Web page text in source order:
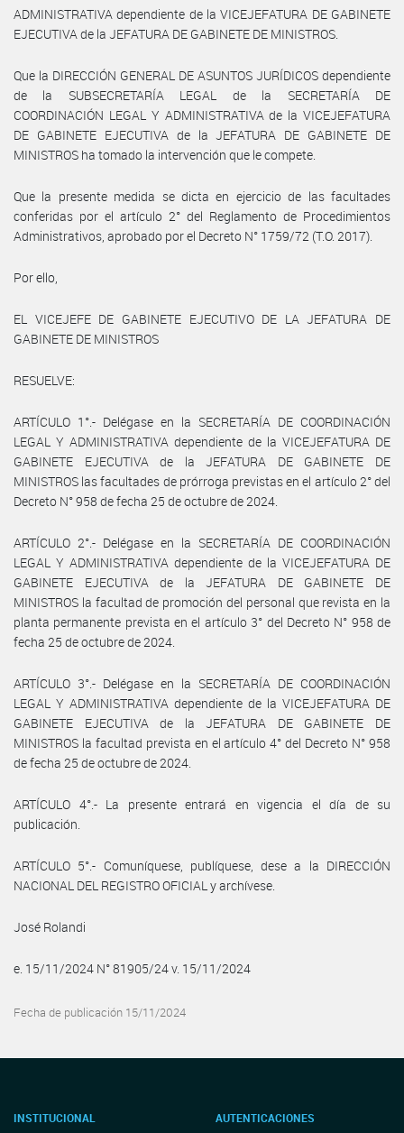
ADMINISTRATIVA dependiente de la VICEJEFATURA DE GABINETE
EJECUTIVA de la JEFATURA DE GABINETE DE MINISTROS.
Que la DIRECCIÓN GENERAL DE ASUNTOS JURÍDICOS dependiente
de la SUBSECRETARÍA LEGAL de la SECRETARÍA DE
COORDINACIÓN LEGAL Y ADMINISTRATIVA de la VICEJEFATURA
DE GABINETE EJECUTIVA de la JEFATURA DE GABINETE DE
MINISTROS ha tomado la intervención que le compete.
Que la presente medida se dicta en ejercicio de las facultades
conferidas por el artículo 2° del Reglamento de Procedimientos
Administrativos, aprobado por el Decreto N° 1759/72 (T.O. 2017).
Por ello,
EL VICEJEFE DE GABINETE EJECUTIVO DE LA JEFATURA DE
GABINETE DE MINISTROS
RESUELVE:
ARTÍCULO 1°.- Delégase en la SECRETARÍA DE COORDINACIÓN
LEGAL Y ADMINISTRATIVA dependiente de la VICEJEFATURA DE
GABINETE EJECUTIVA de la JEFATURA DE GABINETE DE
MINISTROS las facultades de prórroga previstas en el artículo 2° del
Decreto N° 958 de fecha 25 de octubre de 2024.
ARTÍCULO 2°.- Delégase en la SECRETARÍA DE COORDINACIÓN
LEGAL Y ADMINISTRATIVA dependiente de la VICEJEFATURA DE
GABINETE EJECUTIVA de la JEFATURA DE GABINETE DE
MINISTROS la facultad de promoción del personal que revista en la
planta permanente prevista en el artículo 3° del Decreto N° 958 de
fecha 25 de octubre de 2024.
ARTÍCULO 3°.- Delégase en la SECRETARÍA DE COORDINACIÓN
LEGAL Y ADMINISTRATIVA dependiente de la VICEJEFATURA DE
GABINETE EJECUTIVA de la JEFATURA DE GABINETE DE
MINISTROS la facultad prevista en el artículo 4° del Decreto N° 958
de fecha 25 de octubre de 2024.
ARTÍCULO 4°.- La presente entrará en vigencia el día de su
publicación.
ARTÍCULO 5°.- Comuníquese, publíquese, dese a la DIRECCIÓN
NACIONAL DEL REGISTRO OFICIAL y archívese.
José Rolandi
e. 15/11/2024 N° 81905/24 v. 15/11/2024
Fecha de publicación 15/11/2024
INSTITUCIONAL AUTENTICACIONES